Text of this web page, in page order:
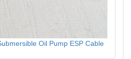
Oil Pump ESP Cable